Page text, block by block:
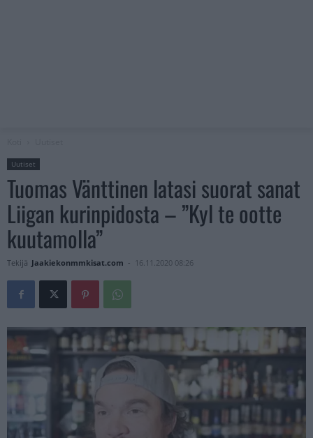
Uutiset
Tuomas Vänttinen latasi suorat sanat
Liigan kurinpidosta – ”Kyl te ootte
kuutamolla”
Tekijä Jaakiekonmmkisat.com - 16.11.2020 08:26